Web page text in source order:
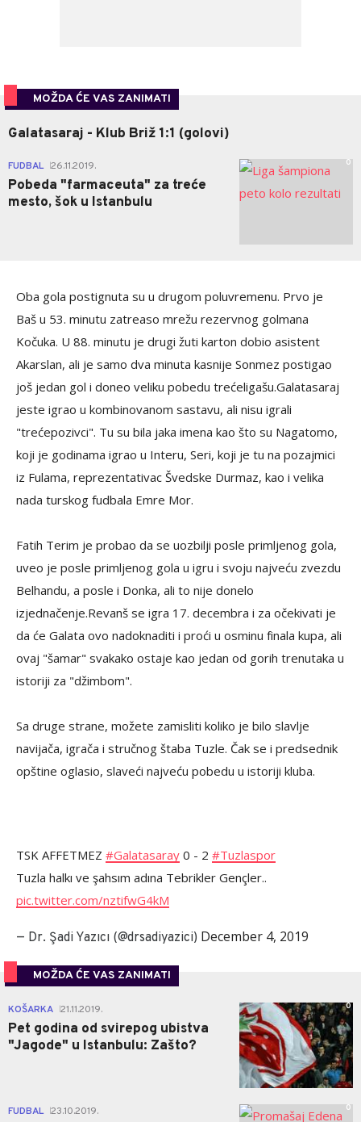
MOŽDA ĆE VAS ZANIMATI
Galatasaraj - Klub Briž 1:1 (golovi)
FUDBAL 26.11.2019.
Pobeda "farmaceuta" za treće
mesto, šok u Istanbulu
0
Oba gola postignuta su u drugom poluvremenu. Prvo je
Baš u 53. minutu zatreaso mrežu rezervnog golmana
Kočuka. U 88. minutu je drugi žuti karton dobio asistent
Akarslan, ali je samo dva minuta kasnije Sonmez postigao
još jedan gol i doneo veliku pobedu trećeligašu.Galatasaraj
jeste igrao u kombinovanom sastavu, ali nisu igrali
"trećepozivci". Tu su bila jaka imena kao što su Nagatomo,
koji je godinama igrao u Interu, Seri, koji je tu na pozajmici
iz Fulama, reprezentativac Švedske Durmaz, kao i velika
nada turskog fudbala Emre Mor.
Fatih Terim je probao da se uozbilji posle primljenog gola,
uveo je posle primljenog gola u igru i svoju najveću zvezdu
Belhandu, a posle i Donka, ali to nije donelo
izjednačenje.Revanš se igra 17. decembra i za očekivati je
da će Galata ovo nadoknaditi i proći u osminu finala kupa, ali
ovaj "šamar" svakako ostaje kao jedan od gorih trenutaka u
istoriji za "džimbom".
Sa druge strane, možete zamisliti koliko je bilo slavlje
navijača, igrača i stručnog štaba Tuzle. Čak se i predsednik
opštine oglasio, slaveći najveću pobedu u istoriji kluba.
TSK AFFETMEZ #Galatasaray 0 - 2 #Tuzlaspor
Tuzla halkı ve şahsım adına Tebrikler Gençler..
pic.twitter.com/nztifwG4kM
— Dr. Şadi Yazıcı (@drsadiyazici) December 4, 2019
MOŽDA ĆE VAS ZANIMATI
KOŠARKA 21.11.2019.
Pet godina od svirepog ubistva
"Jagode" u Istanbulu: Zašto?
0
FUDBAL 23.10.2019. 0